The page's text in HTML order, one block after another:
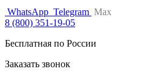
WhatsApp Telegram Max
8 (800) 351-19-05
Бесплатная по России
Заказать звонок